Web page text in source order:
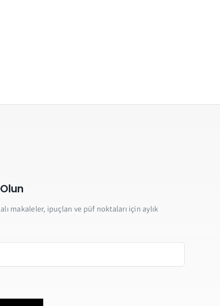
makaleler, ipuçları ve püf noktaları için aylık